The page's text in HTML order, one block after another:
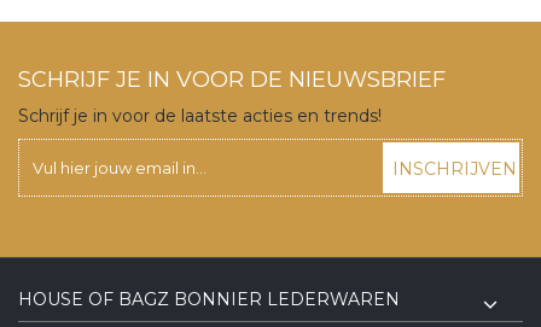
SCHRIJF JE IN VOOR DE NIEUWSBRIEF
Schrijf je in voor de laatste acties en trends!
INSCHRIJVEN
HOUSE OF BAGZ BONNIER LEDERWAREN